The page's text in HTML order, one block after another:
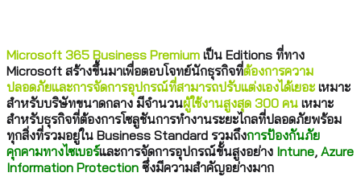
Microsoft 365 Business Premium เป็น Editions ที่ทาง
Microsoft สร้างขึ้นมาเพื่อตอบโจทย์นักธุรกิจที่ต้องการความ
ปลอดภัยและการจัดการอุปกรณ์ที่สามารถปรับแต่งเองได้เยอะ เหมาะ
สำหรับบริษัทขนาดกลาง มีจำนวนผู้ใช้งานสูงสุด 300 คน เหมาะ
สำหรับธุรกิจที่ต้องการโซลูชันการทำงานระยะไกลที่ปลอดภัยพร้อม
ทุกสิ่งที่รวมอยู่ใน Business Standard รวมถึงการป้องกันภัย
คุกคามทางไซเบอร์และการจัดการอุปกรณ์ขั้นสูงอย่าง Intune, Azure
Information Protection ซึ่งมีความสำคัญอย่างมาก